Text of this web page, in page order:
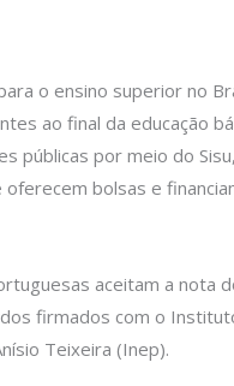
o ensino superior no
ao final da educação
públicas por meio do
bolsas e
aceitam a nota
firmados com o
Teixeira (Inep).